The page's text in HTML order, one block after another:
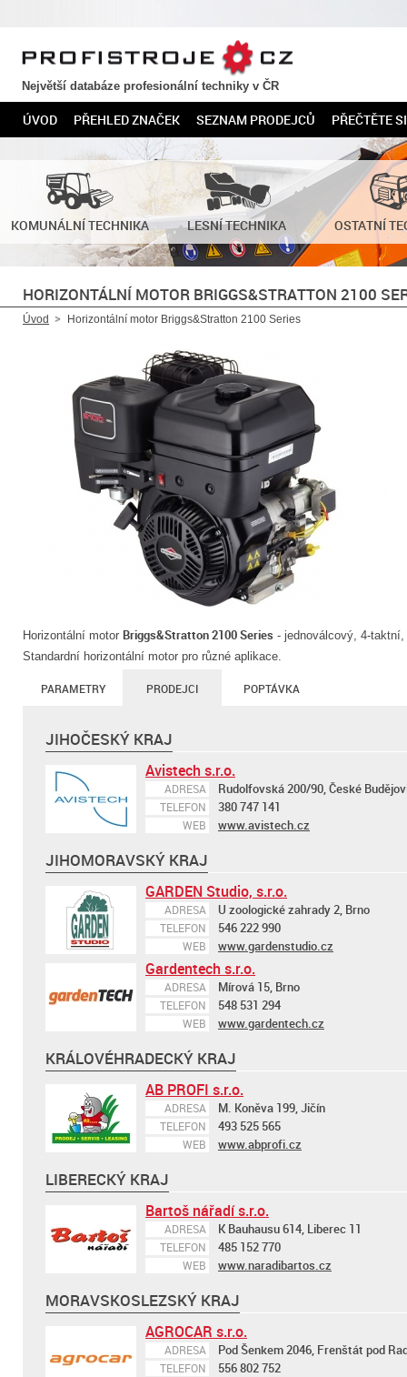
PROFISTROJE.CZ
Největší databáze profesionální techniky v ČR
ÚVOD PŘEHLED ZNAČEK SEZNAM PRODEJCŮ PŘEČTĚTE SI
KOMUNÁLNÍ TECHNIKA LESNÍ TECHNIKA OSTATNÍ
HORIZONTÁLNÍ MOTOR BRIGGS&STRATTON 2100
Úvod Horizontální motor Briggs&Stratton 2100 Series
Horizontální motor Briggs&Stratton 2100 Series - jednoválcový, 4-
Standardní horizontální motor pro různé aplikace.
PARAMETRY PRODEJCI POPTÁVKA
JIHOČESKÝ KRAJ
Avistech s.r.o.
ADRESA Rudolfovská 200/90, České
TELEFON 380 747 141
WEB www.avistech.cz
JIHOMORAVSKÝ KRAJ
GARDEN Studio, s.r.o.
ADRESA U zoologické zahrady 2, Brno
TELEFON 546 222 990
WEB www.gardenstudio.cz
Gardentech s.r.o.
ADRESA Mírová 15, Brno
TELEFON 548 531 294
WEB www.gardentech.cz
KRÁLOVÉHRADECKÝ KRAJ
AB PROFI s.r.o.
ADRESA M. Koněva 199, Jičín
TELEFON 493 525 565
WEB www.abprofi.cz
LIBERECKÝ KRAJ
Bartoš nářadí s.r.o.
ADRESA K Bauhausu 614, Liberec 11
TELEFON 485 152 770
WEB www.naradibartos.cz
MORAVSKOSLEZSKÝ KRAJ
AGROCAR s.r.o.
ADRESA Pod Šenkem 2046, Frenštát pod
TELEFON 556 802 752